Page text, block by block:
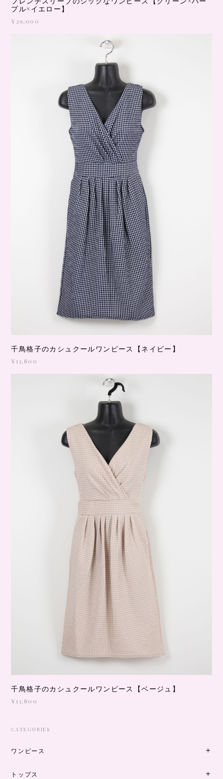
プル×イエロー】
¥29,000
千鳥格子のカシュクールワンピース【ネイビー】
¥13,800
千鳥格子のカシュクールワンピース【ベージュ】
¥13,800
CATEGORIES
ワンピース
トップス